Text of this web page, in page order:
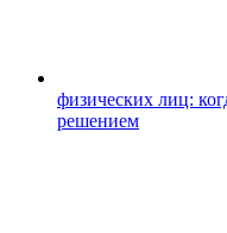
физических лиц:
решением